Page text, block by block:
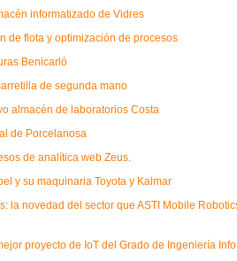
informatizado de Vidres
de flota y optimización de procesos
Benicarló
de segunda mano
almacén de laboratorios Costa
de Porcelanosa
de analítica web Zeus.
y su maquinaria Toyota y Kalmar
la novedad del sector que ASTI Mobile
proyecto de IoT del Grado de Ingeniería